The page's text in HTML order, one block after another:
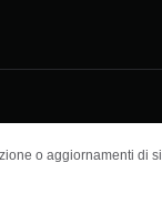
o aggiornamenti di